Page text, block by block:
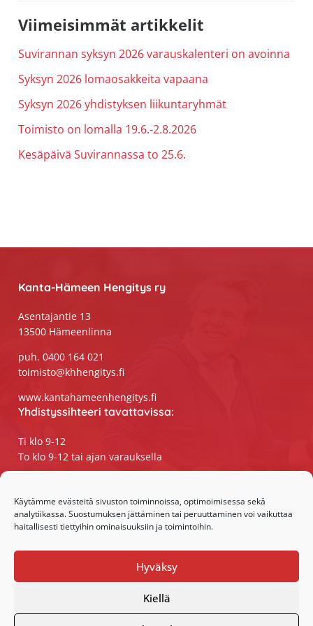
Käytämme evästeitä sivuston toiminnoissa, optimoimisessa sekä
analytiikassa. Suostumuksen jättäminen tai peruuttaminen voi vaikuttaa
haitallisesti tiettyihin ominaisuuksiin ja toimintoihin.
Hyväksy
Kiellä
Ensisijainen
sivupalkki
Viimeisimmät artikkelit
Suvirannan syksyn 2026 varauskalenteri on avoinna
Syksyn 2026 lomaosakkeita vapaana
Syksyn 2026 yhdistyksen liikuntaryhmät
Toimisto on lomalla 19.6.-2.8.2026
Kesäpäivä Suvirannassa to 25.6.
Kanta-Hämeen Hengitys ry
Asentajantie 13
13500 Hämeenlinna
puh. 0400 164 021
toimisto@khhengitys.fi
www.kantahameenhengitys.fi
Yhdistyssihteeri tavattavissa:
Ti klo 9-12
To klo 9-12 tai ajan varauksella
maanantaista perjantaihin klo 9-15
Instagram